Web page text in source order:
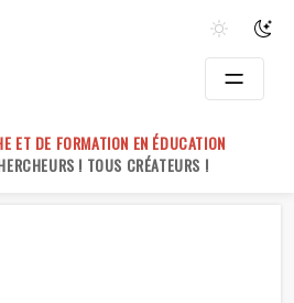
ET DE FORMATION EN ÉDUCATION
! TOUS CRÉATEURS !